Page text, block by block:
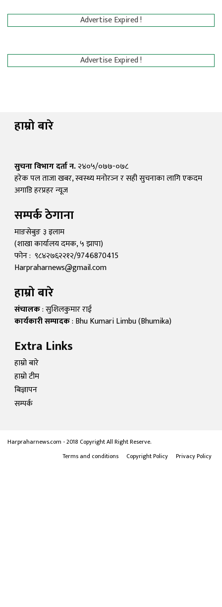
Advertise Expired !
Advertise Expired !
हाम्रो बारे
सुचना विभाग दर्ता न.२४०५/०७७-०७८
हरेक पल ताजा खबर, स्वस्थ्य मनोरञ्न र सही सुचनाका लागि एकदम
अगाडि हरप्रहर न्यूज
सम्पर्क ठेगाना
माङसेबुङ ३ इलाम
(शाखा कार्यालय दमक, ५ झापा)
फोन : ९८४२७६२२१२/9746870415
Harpraharnews@gmail.com
हाम्रो बारे
संचालक: सुशिलकुमार राई
कार्यकारी सम्पादक: Bhu Kumari Limbu (Bhumika)
Extra Links
हाम्रो बारे
हाम्रो टीम
बिज्ञापन
सम्पर्क
Harpraharnews.com - 2018 Copyright All Right Reserve.
Terms and conditions
Copyright Policy Privacy Policy